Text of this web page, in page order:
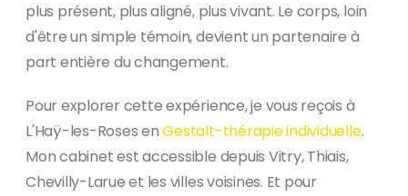
plus présent, plus aligné, plus vivant. Le corps, loin
d'être un simple témoin, devient un partenaire à
part entière du changement.
Pour explorer cette expérience, je vous reçois à
L'Haÿ-les-Roses enGestalt-thérapie individuelle.
Mon cabinet est accessible depuis Vitry, Thiais,
Chevilly-Larue et les villes voisines. Et pour